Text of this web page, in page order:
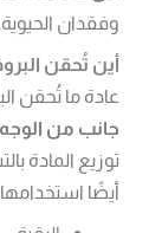
وفقدان الحيوية.
أين تُحقن
عادة ما تُحقن
جانب من الوجه
توزيع المادة
أيضًا